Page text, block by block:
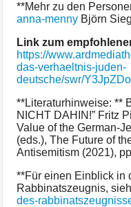
**Mehr zu den
anna-menny Björn
Link zum
https://
das-verhaeltnis-juden-
deutsche/swr/
**Literaturhinweise: **
NICHT DAHIN!” Fritz
Value of the German-
(eds.), The Future of
Antisemitism (2021),
**Für einen Einblick in
Rabbinatszeugnis,
des-